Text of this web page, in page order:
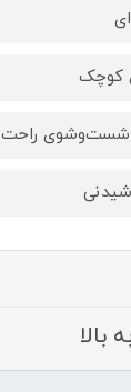
کوچک
شست‌وشوی راحت
بالا